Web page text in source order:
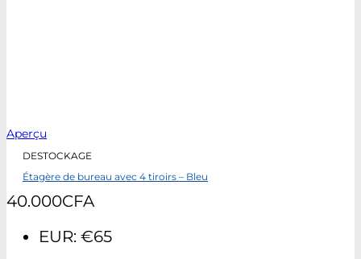
Aperçu
DESTOCKAGE
Étagère de bureau avec 4 tiroirs – Bleu
40.000CFA
EUR: €65